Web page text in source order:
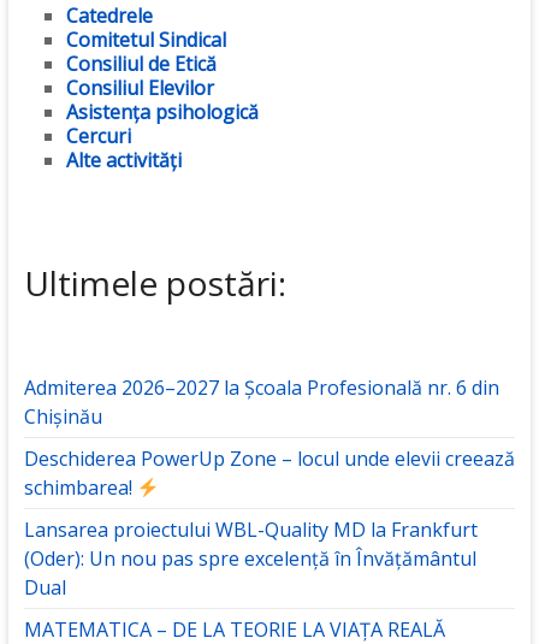
2019;
Catedrele
Comitetul Sindical
Consiliul de Etică
Consiliul Elevilor
Asistența psihologică
Cercuri
Alte activități
Ultimele postări:
Admiterea 2026–2027 la Școala Profesională nr. 6 din
Chișinău
Deschiderea PowerUp Zone – locul unde elevii creează
schimbarea!
Lansarea proiectului WBL-Quality MD la Frankfurt
(Oder): Un nou pas spre excelență în Învățământul
Dual
MATEMATICA – DE LA TEORIE LA VIAȚA REALĂ